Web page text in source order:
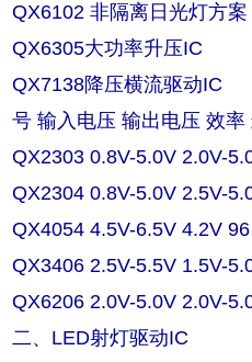
QX6102 非隔离日光灯方案
QX6305大功率升压IC
QX7138降压横流驱动IC
号 输入电压 输出电压 效率
QX2303 0.8V-5.0V 2.0V-
QX2304 0.8V-5.0V 2.5V-
QX4054 4.5V-6.5V 4.2V
QX3406 2.5V-5.5V 1.5V-
QX6206 2.0V-5.0V 2.0V-
二、LED射灯驱动IC